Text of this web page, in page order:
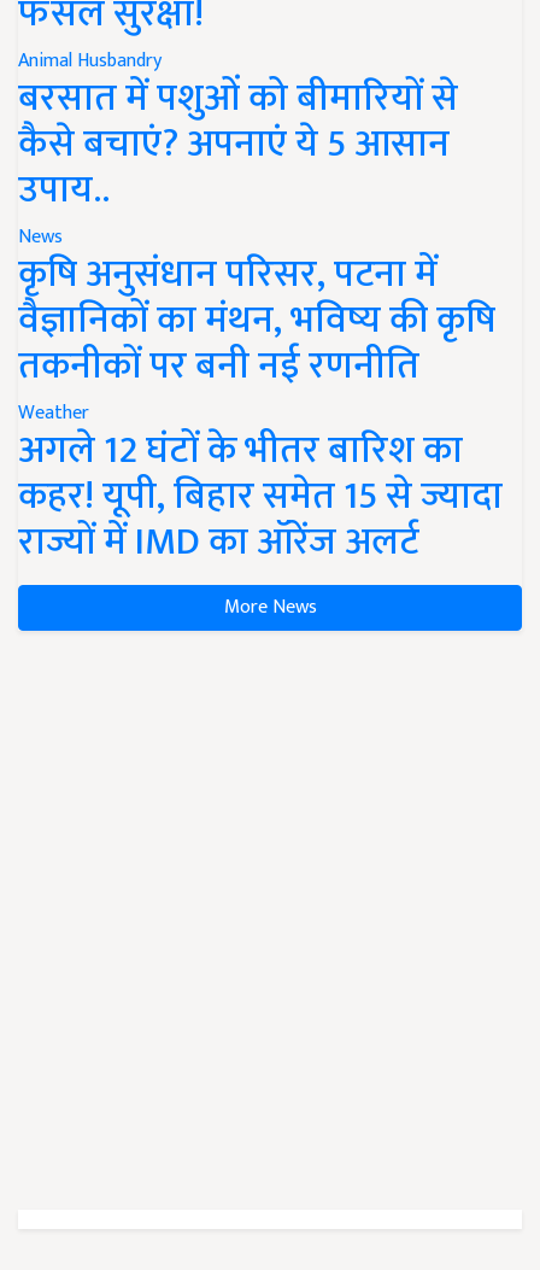
फसल सुरक्षा!
Animal Husbandry
बरसात में पशुओं को बीमारियों से
कैसे बचाएं? अपनाएं ये 5 आसान
उपाय..
News
कृषि अनुसंधान परिसर, पटना में
वैज्ञानिकों का मंथन, भविष्य की कृषि
तकनीकों पर बनी नई रणनीति
Weather
अगले 12 घंटों के भीतर बारिश का
कहर! यूपी, बिहार समेत 15 से ज्यादा
राज्यों में IMD का ऑरेंज अलर्ट
More News